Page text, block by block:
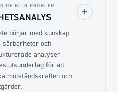
DE BLIR PROBLEM
börjar med kunskap
och
analyser
för att
motståndskraften och